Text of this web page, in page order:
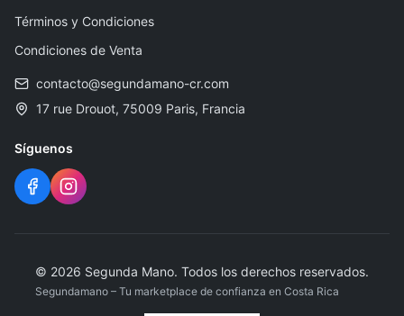
Términos y Condiciones
Condiciones de Venta
contacto@segundamano-cr.com
17 rue Drouot, 75009 Paris, Francia
Síguenos
© 2026 Segunda Mano. Todos los derechos reservados.
Segundamano – Tu marketplace de confianza en Costa Rica